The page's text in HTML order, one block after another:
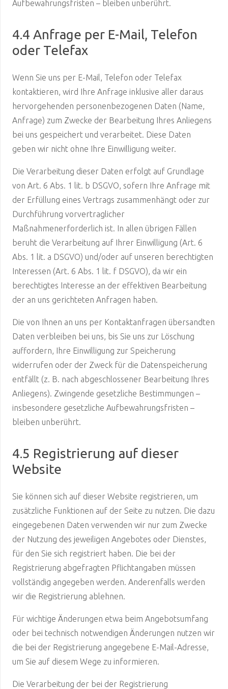
Aufbewahrungsfristen – bleiben unberührt.
4.4 Anfrage per E-Mail, Telefon
oder Telefax
Wenn Sie uns per E-Mail, Telefon oder Telefax
kontaktieren, wird Ihre Anfrage inklusive aller daraus
hervorgehenden personenbezogenen Daten (Name,
Anfrage) zum Zwecke der Bearbeitung Ihres Anliegens
bei uns gespeichert und verarbeitet. Diese Daten
geben wir nicht ohne Ihre Einwilligung weiter.
Die Verarbeitung dieser Daten erfolgt auf Grundlage
von Art. 6 Abs. 1 lit. b DSGVO, sofern Ihre Anfrage mit
der Erfüllung eines Vertrags zusammenhängt oder zur
Durchführung vorvertraglicher
Maßnahmenerforderlich ist. In allen übrigen Fällen
beruht die Verarbeitung auf Ihrer Einwilligung (Art. 6
Abs. 1 lit. a DSGVO) und/oder auf unseren berechtigten
Interessen (Art. 6 Abs. 1 lit. f DSGVO), da wir ein
berechtigtes Interesse an der effektiven Bearbeitung
der an uns gerichteten Anfragen haben.
Die von Ihnen an uns per Kontaktanfragen übersandten
Daten verbleiben bei uns, bis Sie uns zur Löschung
auffordern, Ihre Einwilligung zur Speicherung
widerrufen oder der Zweck für die Datenspeicherung
entfällt (z. B. nach abgeschlossener Bearbeitung Ihres
Anliegens). Zwingende gesetzliche Bestimmungen –
insbesondere gesetzliche Aufbewahrungsfristen –
bleiben unberührt.
4.5 Registrierung auf dieser
Website
Sie können sich auf dieser Website registrieren, um
zusätzliche Funktionen auf der Seite zu nutzen. Die dazu
eingegebenen Daten verwenden wir nur zum Zwecke
der Nutzung des jeweiligen Angebotes oder Dienstes,
für den Sie sich registriert haben. Die bei der
Registrierung abgefragten Pflichtangaben müssen
vollständig angegeben werden. Anderenfalls werden
wir die Registrierung ablehnen.
Für wichtige Änderungen etwa beim Angebotsumfang
oder bei technisch notwendigen Änderungen nutzen wir
die bei der Registrierung angegebene E-Mail-Adresse,
um Sie auf diesem Wege zu informieren.
Die Verarbeitung der bei der Registrierung